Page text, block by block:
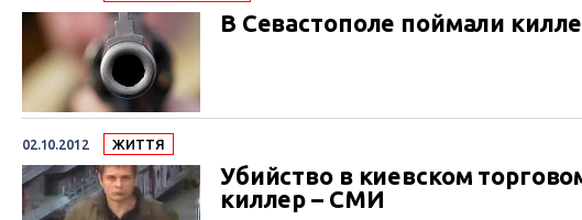
В Севастополе поймали
02.10.2012 ЖИТТЯ
Убийство в киевском
киллер – СМИ